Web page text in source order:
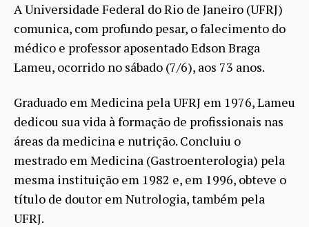
A Universidade Federal do Rio de Janeiro (UFRJ)
comunica, com profundo pesar, o falecimento do
médico e professor aposentado Edson Braga
Lameu, ocorrido no sábado (7/6), aos 73 anos.
Graduado em Medicina pela UFRJ em 1976, Lameu
dedicou sua vida à formação de profissionais nas
áreas da medicina e nutrição. Concluiu o
mestrado em Medicina (Gastroenterologia) pela
mesma instituição em 1982 e, em 1996, obteve o
título de doutor em Nutrologia, também pela
UFRJ.